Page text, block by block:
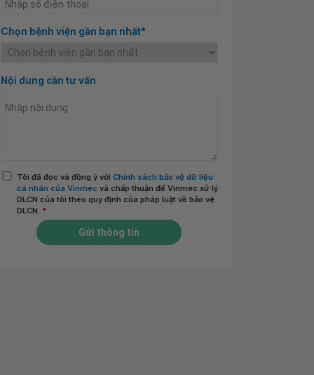
Chọn bệnh viện gần bạn nhất*
Nội dung cần tư vấn
Tôi đã đọc và đồng ý với Chính sách bảo vệ dữ liệu
cá nhân của Vinmec và chấp thuận để Vinmec xử lý
DLCN của tôi theo quy định của pháp luật về bảo vệ
DLCN. *
Gửi thông tin